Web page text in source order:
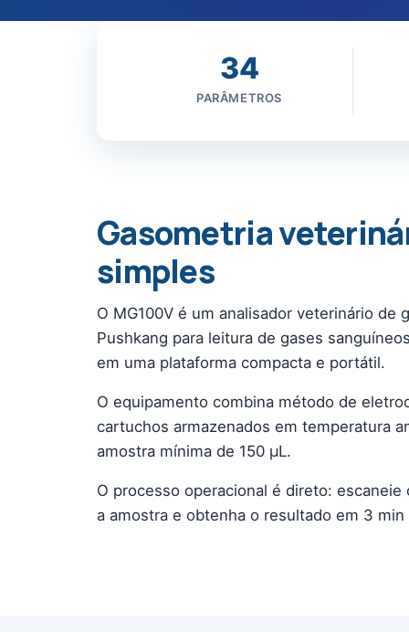
34
PARÂMETROS
Gasometria
simples
O MG100V é um analisador veterinário de
Pushkang para leitura de gases
em uma plataforma compacta e portátil.
O equipamento combina método de
cartuchos armazenados em temperatura
amostra mínima de 150 µL.
O processo operacional é direto:
a amostra e obtenha o resultado em 3